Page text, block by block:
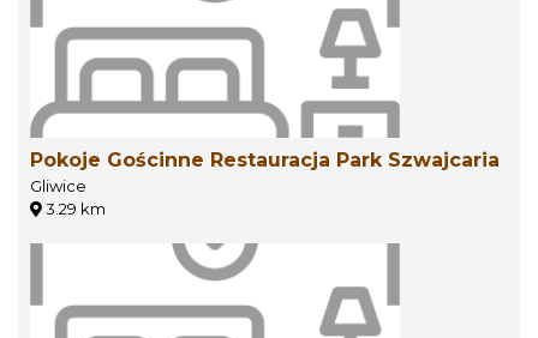
Pokoje Gościnne Restauracja Park Szwajcaria
Gliwice
3.29 km